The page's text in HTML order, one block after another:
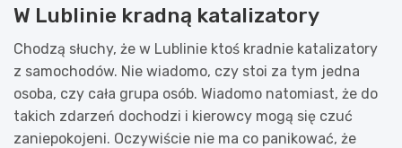
W Lublinie kradną katalizatory
Chodzą słuchy, że w Lublinie ktoś kradnie katalizatory
z samochodów. Nie wiadomo, czy stoi za tym jedna
osoba, czy cała grupa osób. Wiadomo natomiast, że do
takich zdarzeń dochodzi i kierowcy mogą się czuć
zaniepokojeni. Oczywiście nie ma co panikować, że